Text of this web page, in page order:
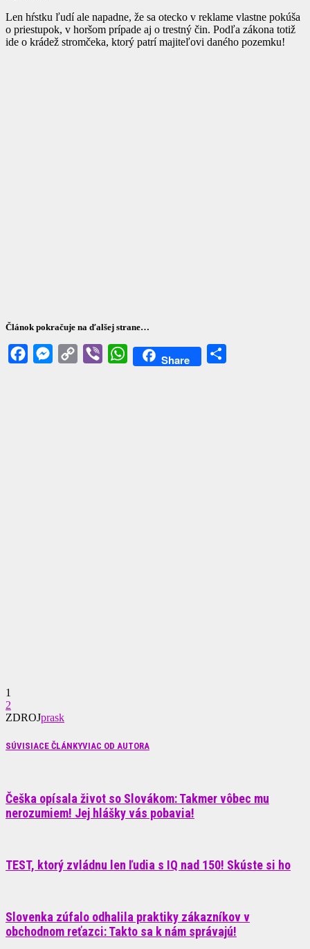
Len hŕstku ľudí ale napadne, že sa otecko v reklame vlastne pokúša
o priestupok, v horšom prípade aj o trestný čin. Podľa zákona totiž
ide o krádež stromčeka, ktorý patrí majiteľovi daného pozemku!
Článok pokračuje na ďalšej strane…
FacebookMessenger
Copy
Viber WhatsAppShare
1
2
ZDROJprask
SÚVISIACE ČLÁNKYVIAC OD AUTORA
Češka opísala život so Slovákom: Takmer vôbec mu
nerozumiem! Jej hlášky vás pobavia!
TEST, ktorý zvládnu len ľudia s IQ nad 150! Skúste si ho
Slovenka zúfalo odhalila praktiky zákazníkov v
obchodnom reťazci: Takto sa k nám správajú!